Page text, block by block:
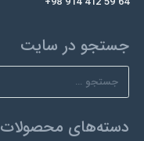
جستجو در سایت
جستجو
برای:
دسته‌های محصولات